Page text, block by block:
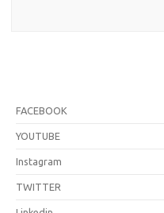
FACEBOOK
YOUTUBE
Instagram
TWITTER